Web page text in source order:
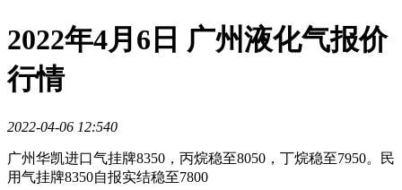
2022年4月6日 广州液化气报价
行情
2022-04-06 12:540
广州华凯进口气挂牌8350，丙烷稳至8050，丁烷稳至7950。民
用气挂牌8350自报实结稳至7800